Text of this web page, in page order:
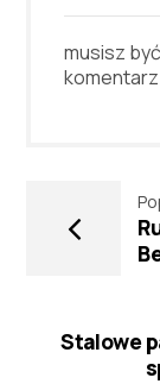
musisz być
Stalowe